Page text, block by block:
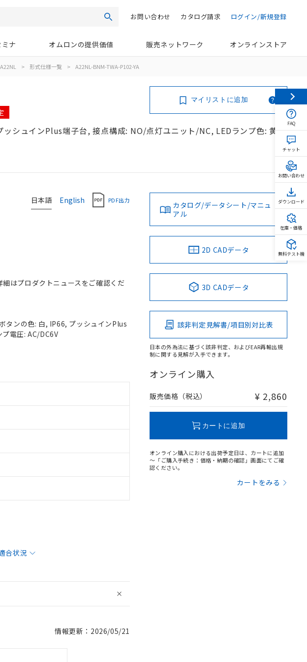
検索 ログイン/新規登録
カタログ請求
お問い合わせ
ナ オムロンの提供価値 販売ネットワーク オンラインストア
> 形式仕様一覧 > A22NL-BNM-TWA-P102-YA
シュインPlus端子台, 接点構成: NO/点灯ユニット/NC, LEDランプ色: 黄,
マイリストに追加
日本語 English PDF出力
細はプロダクトニュースをご確認くだ
タンの色: 白, IP66, プッシュインPlus
電圧: AC/DC6V
合状況
情報更新：2026/05/21
カタログ/データシート/マニュ
アル
2D CADデータ
3D CADデータ
該非判定見解書/項目別対比表
日本の外為法に基づく該非判定、およびEAR再輸出規
制に関する見解が入手できます。
オンライン購入
販売価格（税込） ¥ 2,860
カートに追加
オンライン購入における出荷予定日は、カートに追加
～「ご購入手続き：価格・納期の確認」画面にてご確
認ください。
カートをみる
FAQ
チャット
お問い合わせ
ダウンロード
在庫・価格
無料テスト機